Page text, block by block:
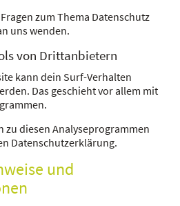
zum Thema Datenschutz
uns wenden.
von Drittanbietern
kann dein Surf-Verhalten
Das geschieht vor allem mit
diesen Analyseprogrammen
Datenschutzerklärung.
und